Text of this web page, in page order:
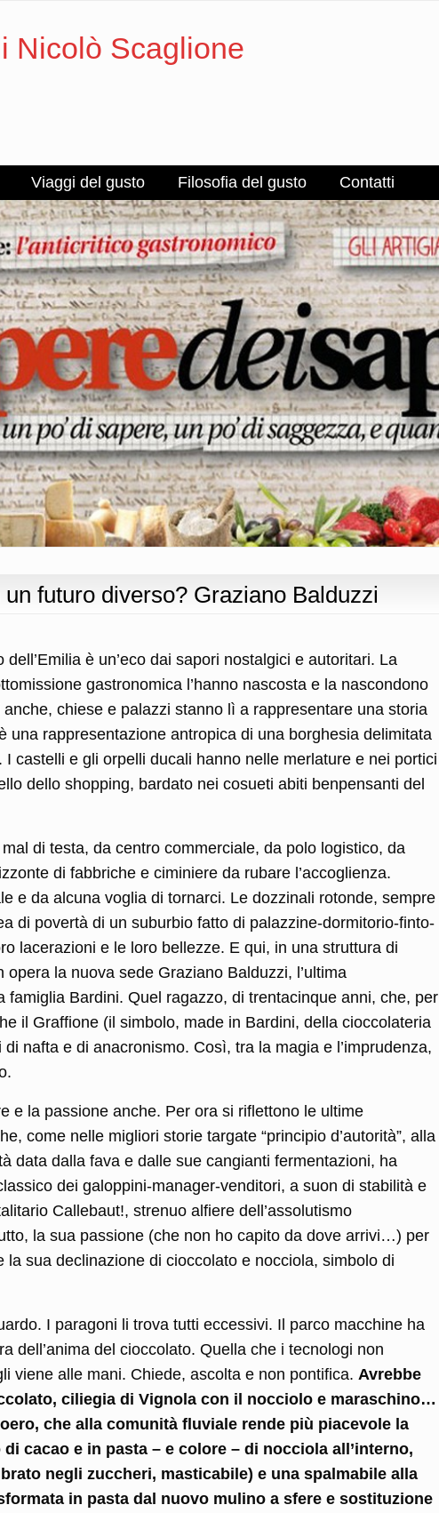
Nicolò Scaglione
Viaggi del gusto Filosofia del gusto Contatti
futuro diverso? Graziano Balduzzi
è un’eco dai sapori nostalgici e autoritari. La
gastronomica l’hanno nascosta e la nascondono
chiese e palazzi stanno lì a rappresentare una storia
una rappresentazione antropica di una borghesia delimitata
castelli e gli orpelli ducali hanno nelle merlature e nei portici
dello shopping, bardato nei cosueti abiti benpensanti del
di testa, da centro commerciale, da polo logistico, da
di fabbriche e ciminiere da rubare l’accoglienza.
e da alcuna voglia di tornarci. Le dozzinali rotonde, sempre
di povertà di un suburbio fatto di palazzine-dormitorio-finto-
lacerazioni e le loro bellezze. E qui, in una struttura di
la nuova sede Graziano Balduzzi, l’ultima
famiglia Bardini. Quel ragazzo, di trentacinque anni, che, per
il Graffione (il simbolo, made in Bardini, della cioccolateria
nafta e di anacronismo. Così, tra la magia e l’imprudenza,
e la passione anche. Per ora si riflettono le ultime
come nelle migliori storie targate “principio d’autorità”, alla
data dalla fava e dalle sue cangianti fermentazioni, ha
dei galoppini-manager-venditori, a suon di stabilità e
Callebaut!, strenuo alfiere dell’assolutismo
la sua passione (che non ho capito da dove arrivi…) per
sua declinazione di cioccolato e nocciola, simbolo di
I paragoni li trova tutti eccessivi. Il parco macchine ha
dell’anima del cioccolato. Quella che i tecnologi non
viene alle mani. Chiede, ascolta e non pontifica. Avrebbe
ciliegia di Vignola con il nocciolo e maraschino…
che alla comunità fluviale rende più piacevole la
cacao e in pasta – e colore – di nocciola all’interno,
negli zuccheri, masticabile) e una spalmabile alla
in pasta dal nuovo mulino a sfere e sostituzione